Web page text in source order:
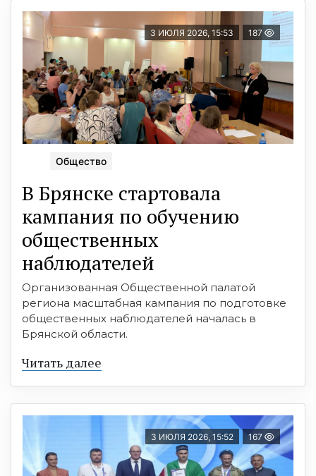
3 ИЮЛЯ 2026, 15:53 187
Общество
В Брянске стартовала
кампания по обучению
общественных
наблюдателей
Организованная Общественной палатой
региона масштабная кампания по подготовке
общественных наблюдателей началась в
Брянской области.
Читать далее
3 ИЮЛЯ 2026, 15:52 167